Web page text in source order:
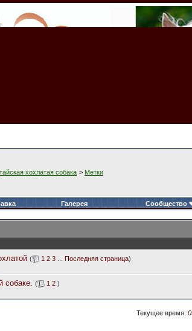
хохлатая собака > Метки
Галерея Сообщество
( 1 2 3 Последняя страница)
собаке. ( 1 2 )
Текущее время: